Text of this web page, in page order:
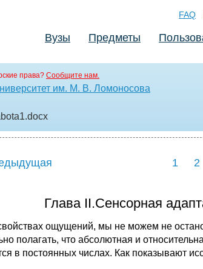
FAQ
Вузы Предметы
права? Сообщите нам.
им. М. В. Ломоносова
.docx
1 2
Глава II.Сенсорная
ощущений, мы не можем не
полагать, что абсолютная и
в постоянных числах. Как показывают